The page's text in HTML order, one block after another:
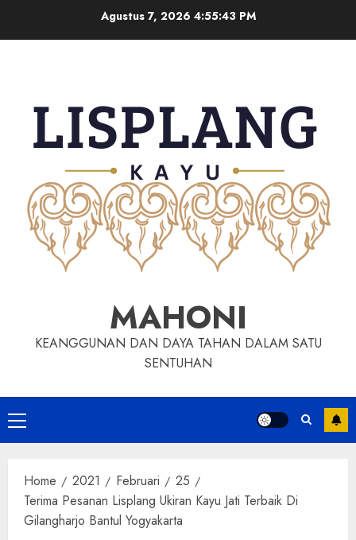
Agustus 7, 2026 4:55:44 PM
MAHONI
KEANGGUNAN DAN DAYA TAHAN DALAM SATU
SENTUHAN
Home 2021 Februari
25
Terima Pesanan Lisplang Ukiran Kayu Jati Terbaik Di
Gilangharjo Bantul Yogyakarta